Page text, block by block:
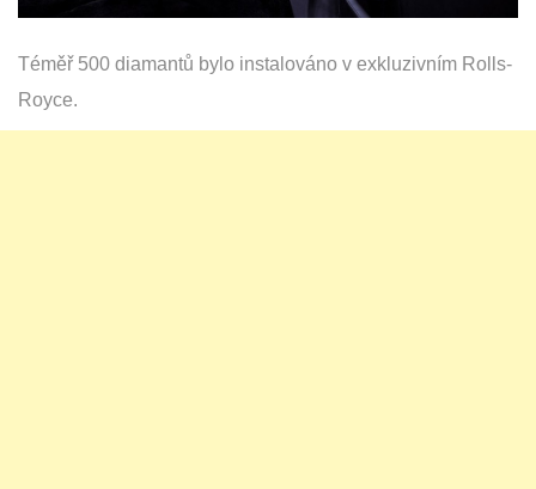
Téměř 500 diamantů bylo instalováno v exkluzivním Rolls-
Royce.